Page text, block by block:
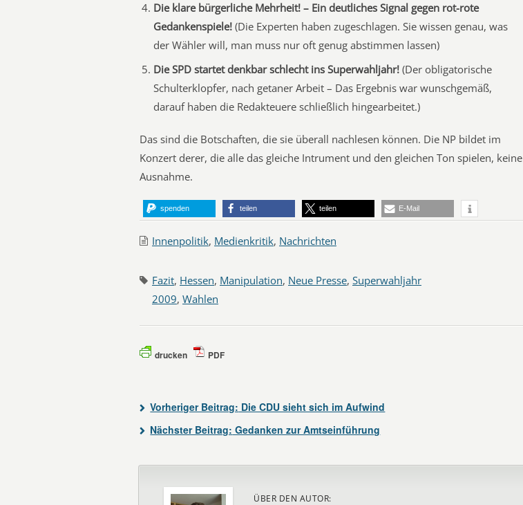
Die klare bürgerliche Mehrheit! – Ein deutliches Signal gegen rot-rote
Gedankenspiele! (Die Experten haben zugeschlagen. Sie wissen genau, was
der Wähler will, man muss nur oft genug abstimmen lassen)
Die SPD startet denkbar schlecht ins Superwahljahr! (Der obligatorische
Schulterklopfer, nach getaner Arbeit – Das Ergebnis war wunschgemäß,
darauf haben die Redakteuere schließlich hingearbeitet.)
Das sind die Botschaften, die sie überall nachlesen können. Die NP bildet im
Konzert derer, die alle das gleiche Intrument und den gleichen Ton spielen, keine
Ausnahme.
spenden teilen teilen E-Mail
Innenpolitik, Medienkritik, Nachrichten
Fazit, Hessen, Manipulation, Neue Presse, Superwahljahr
2009, Wahlen
drucken PDF
Vorheriger Beitrag: Die CDU sieht sich im Aufwind
Nächster Beitrag: Gedanken zur Amtseinführung
ÜBER DEN AUTOR: